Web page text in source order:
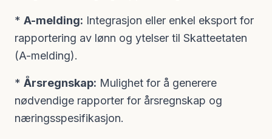
* A-melding: Integrasjon eller enkel eksport for
rapportering av lønn og ytelser til Skatteetaten
(A-melding).
* Årsregnskap: Mulighet for å generere
nødvendige rapporter for årsregnskap og
næringsspesifikasjon.